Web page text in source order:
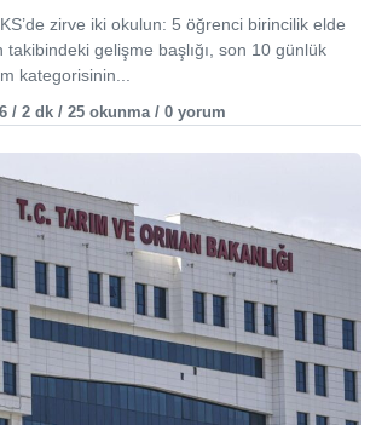
zirve iki okulun: 5 öğrenci birincilik elde
takibindeki gelişme başlığı, son 10 günlük
kategorisinin...
/ 2 dk / 25 okunma / 0 yorum